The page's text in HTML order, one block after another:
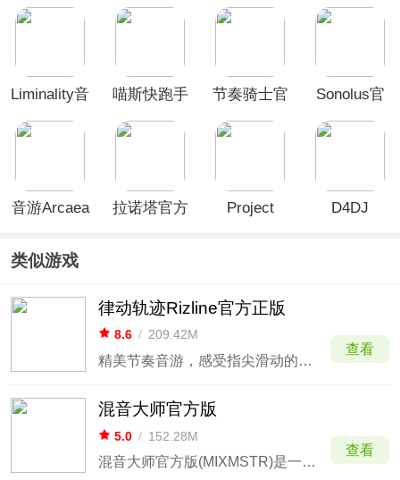
Liminality音
喵斯快跑手
节奏骑士官
Sonolus官
音游Arcaea
拉诺塔官方
Project
D4DJ
类似游戏
律动轨迹Rizline官方正版
8.6 / 209.42M
精美节奏音游，感受指尖滑动的律动美感。
查看
混音大师官方版
5.0 / 152.28M
混音大师官方版(MIXMSTR)是一款节奏游戏和纸牌游戏相结合的游戏。从小型夜总会开始你的DJ生活并且可以在大型活动中继续创造，而且在终极DJ中还可以播放自己最喜爱的音乐家音乐。
查看